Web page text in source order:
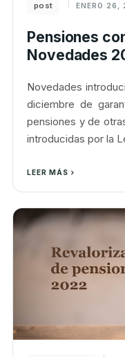
post ENERO 26,
Pensiones
Novedades
Novedades
diciembre de
pensiones y de
introducidas por la
LEER MÁS